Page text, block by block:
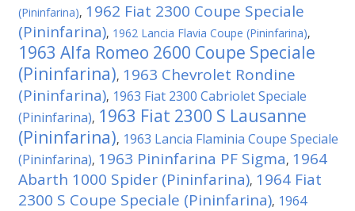
(Pininfarina), 1962 Fiat 2300 Coupe Speciale
(Pininfarina), 1962 Lancia Flavia Coupe (Pininfarina),
1963 Alfa Romeo 2600 Coupe Speciale
(Pininfarina), 1963 Chevrolet Rondine
(Pininfarina), 1963 Fiat 2300 Cabriolet Speciale
(Pininfarina), 1963 Fiat 2300 S Lausanne
(Pininfarina), 1963 Lancia Flaminia Coupe Speciale
(Pininfarina), 1963 Pininfarina PF Sigma, 1964
Abarth 1000 Spider (Pininfarina), 1964 Fiat
2300 S Coupe Speciale (Pininfarina), 1964